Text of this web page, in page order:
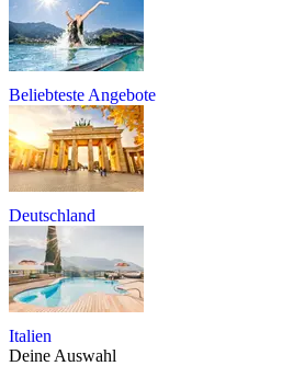
Beliebteste Angebote
Deutschland
Italien
Deine Auswahl